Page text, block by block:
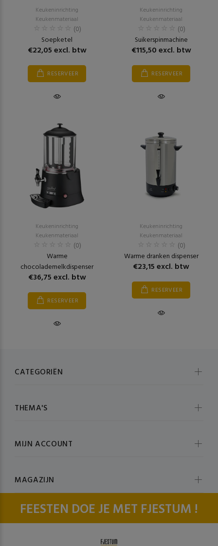
Keukeninrichting
Keukenmateriaal
(0)
Soepketel
€22,05 excl. btw
RESERVEER
Keukeninrichting
Keukenmateriaal
(0)
Suikerspinmachine
€115,50 excl. btw
RESERVEER
Keukeninrichting
Keukenmateriaal
(0)
Warme
chocolademelkdispenser
€36,75 excl. btw
RESERVEER
Keukeninrichting
Keukenmateriaal
(0)
Warme dranken dispenser
€23,15 excl. btw
RESERVEER
FEESTEN DOE JE MET FJESTUM !
CATEGORIËN
THEMA'S
MIJN ACCOUNT
MAGAZIJN